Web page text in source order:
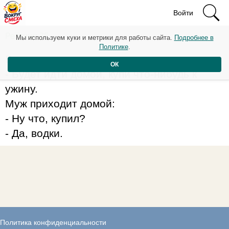
Войти
Рейтинг: 75
Вечером жена звонит мужу:
- Будет идти домой, купи что-нибудь к
ужину.
Муж приходит домой:
- Ну что, купил?
- Да, водки.
Политика конфиденциальности
Мы используем куки и метрики для работы сайта. Подробнее в
Политике.
ОК